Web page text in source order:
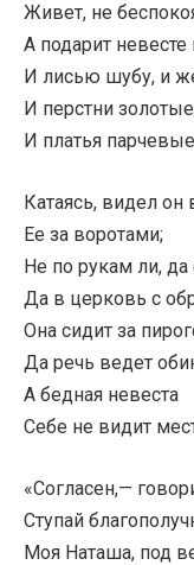
Живет, не
А подарит невесте
И лисью шубу, и
И перстни
И платья
Катаясь, видел он
Ее за воротами;
Не по рукам ли, да
Да в церковь с
Она сидит за
Да речь ведет
А бедная невеста
Себе не видит
«Согласен,—
Ступай
Моя Наташа, под